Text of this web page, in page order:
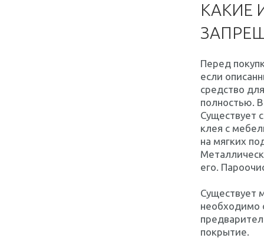
КАКИЕ
Перед
если
средство
полностью.
Существует
клея с
на мягких
его.
Существует
необходимо
покрытие.